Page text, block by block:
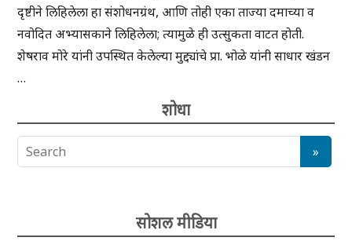
दृष्टीने लिहिलेला हा संशोधनग्रंथ, आणि तोही एका ताज्या दमाच्या व
नवोदित अभ्यासकाने लिहिलेला; त्यामुळे ही उत्सुकता वाटत होती.
शेषराव मोरे यांनी उपस्थित केलेल्या मुद्द्यांचे प्रा. भोळे यांनी साधार खंडन
…
शोधा
सोशल मीडिया